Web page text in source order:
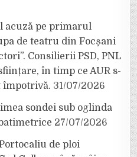
acuză pe primarul
de teatru din Focșani
Consilierii PSD, PNL
în timp ce AUR s-
împotrivă. 31/07/2026
sondei sub oglinda
27/07/2026
de ploi